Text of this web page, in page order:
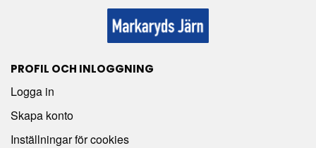
PROFIL OCH INLOGGNING
Logga in
Skapa konto
Inställningar för cookies